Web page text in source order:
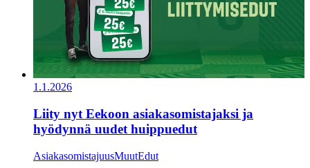
1.1.2026
Liity nyt Eekoon asiakasomistajaksi ja
hyödynnä uudet huippuedut
AsiakasomistajuusMuutEdut